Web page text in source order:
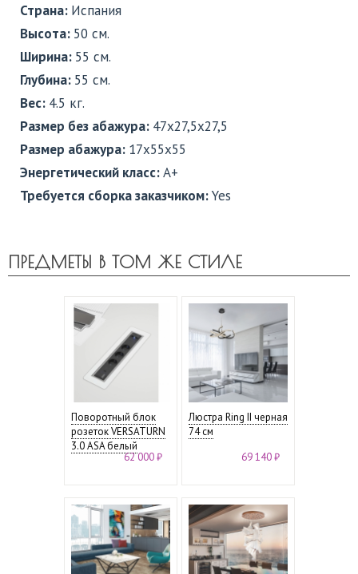
Страна: Испания
Высота: 50 см.
Ширина: 55 см.
Глубина: 55 см.
Вес: 4.5 кг.
Размер без абажура: 47x27,5x27,5
Размер абажура: 17x55x55
Энергетический класс:A+
Требуется сборка заказчиком:Yes
ПРЕДМЕТЫ В ТОМ ЖЕ СТИЛЕ
Поворотный блок
розеток VERSATURN
3.0 ASA белый
62 000 ₽
Люстра Ring II черная
74 см
69 140 ₽